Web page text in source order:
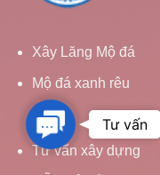
Xây Lăng Mộ đá
Mộ đá xanh rêu
Tư vấn xây dựng
Contact
Us
Tư vấn